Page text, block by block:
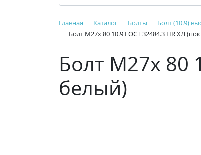
Главная Каталог Болты Болт (10.9)
Болт М27х 80 10.9 ГОСТ 32484.3 HR ХЛ
Болт М27х 80
белый)